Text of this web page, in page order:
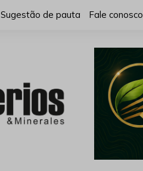
Sugestão de pauta Fale conosco